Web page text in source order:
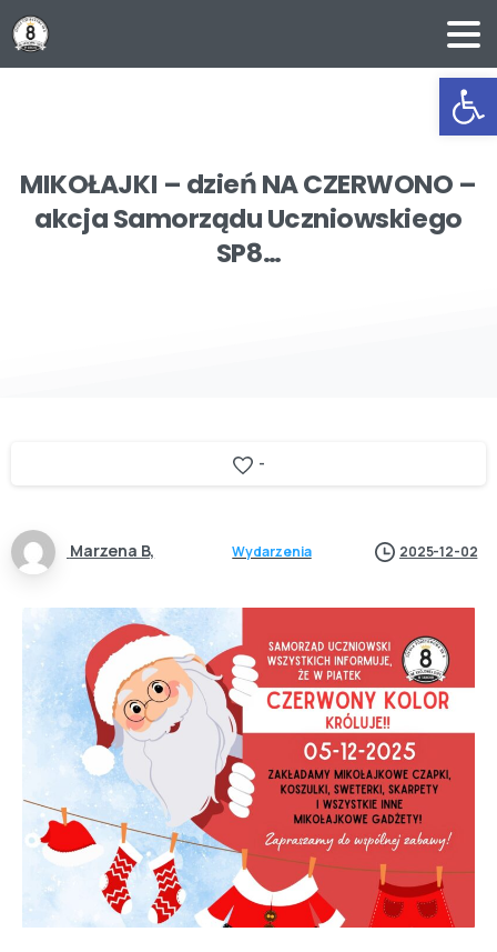
MIKOŁAJKI – dzieńNACZERWONO –
akcjaSamorząduUczniowskiego
SP8…
-
Marzena B, Wydarzenia 2025-12-02